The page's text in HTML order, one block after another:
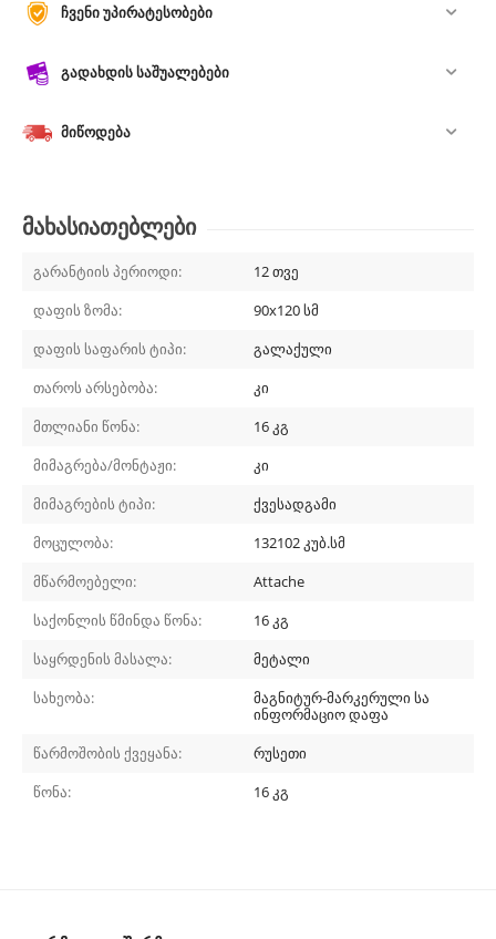
ჩვენი უპირატესობები
გადახდის საშუალებები
მიწოდება
მახასიათებლები
გარანტიის პერიოდი:
12 თვე
დაფის ზომა:
90x120 სმ
დაფის საფარის ტიპი:
გალაქული
თაროს არსებობა:
კი
მთლიანი წონა:
16 კგ
მიმაგრება/მონტაჟი:
კი
მიმაგრების ტიპი:
ქვესადგამი
მოცულობა:
132102 კუბ.სმ
მწარმოებელი:
Attache
საქონლის წმინდა წონა:
16 კგ
საყრდენის მასალა:
მეტალი
სახეობა:
მაგნიტურ-მარკერული სა
ინფორმაციო დაფა
წარმოშობის ქვეყანა:
რუსეთი
წონა:
16 კგ